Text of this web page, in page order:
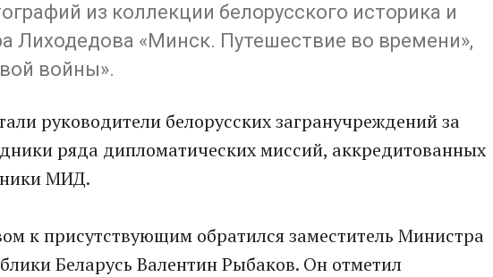
из коллекции белорусского историка и
Лиходедова «Минск. Путешествие во времени»,
войны».
руководители белорусских загранучреждений за
ряда дипломатических миссий, аккредитованных
МИД.
к присутствующим обратился заместитель Министра
Беларусь Валентин Рыбаков. Он отметил